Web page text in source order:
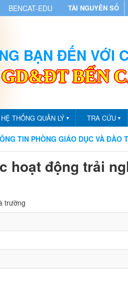
BENCAT-EDU TÀI NGUYÊN SỐ
BẠN ĐẾN VỚI
BẾN
HỆ THỐNG QUẢN LÝ ▼ TRA CỨU ▼
PHÒNG GIÁO DỤC VÀ ĐÀO TẠO
hoạt động trải
trường